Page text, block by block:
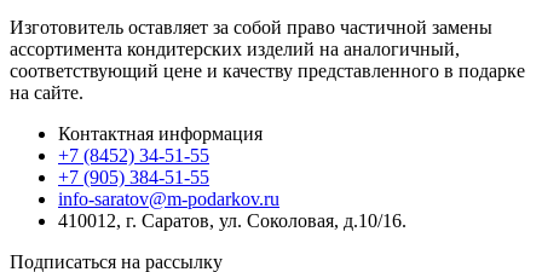
Изготовитель оставляет за собой право частичной замены
ассортимента кондитерских изделий на аналогичный,
соответствующий цене и качеству представленного в подарке
на сайте.
Контактная информация
+7 (8452) 34-51-55
+7 (905) 384-51-55
info-saratov@m-podarkov.ru
410012, г. Саратов, ул. Соколовая, д.10/16.
Подписаться на рассылку